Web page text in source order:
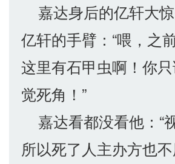
嘉达身后的亿轩大
亿轩的手臂：“喂，之
这里有石甲虫啊！你
觉死角！”
嘉达看都没看他：“
所以死了人主办方也